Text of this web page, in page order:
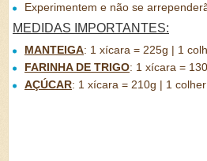
Experimentem e não se
MEDIDAS IMPORTANTES:
MANTEIGA: 1 xícara = 225g | 1
FARINHA DE TRIGO: 1 xícara =
AÇÚCAR: 1 xícara = 210g | 1